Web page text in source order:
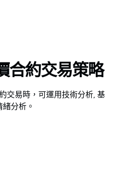
合約交易策略
交易時，可運用技術分析, 基
分析。